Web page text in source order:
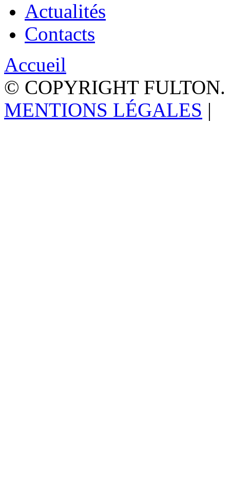
Actualités
Contacts
Accueil
© COPYRIGHT
MENTIONS LÉGALES |